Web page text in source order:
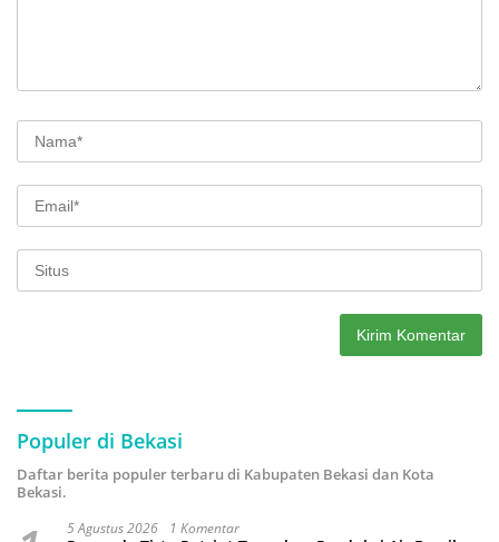
Populer di Bekasi
Daftar berita populer terbaru di Kabupaten Bekasi dan Kota
Bekasi.
5 Agustus 2026 1 Komentar